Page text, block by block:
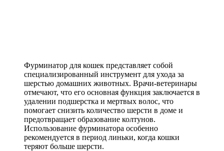
Фурминатор для кошек представляет собой
специализированный инструмент для ухода за
шерстью домашних животных. Врачи-ветеринары
отмечают, что его основная функция заключается в
удалении подшерстка и мертвых волос, что
помогает снизить количество шерсти в доме и
предотвращает образование колтунов.
Использование фурминатора особенно
рекомендуется в период линьки, когда кошки
теряют больше шерсти.